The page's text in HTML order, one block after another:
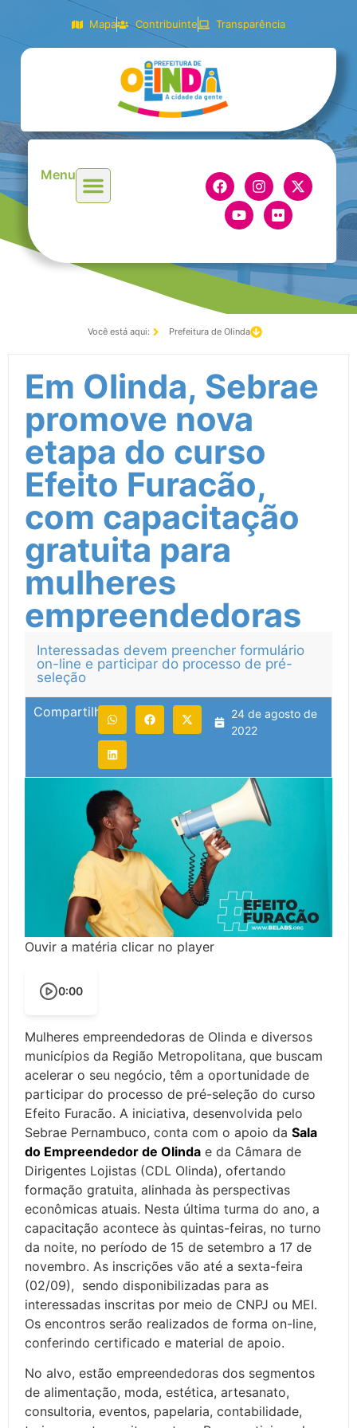
Mapa Contribuinte Transparência
Menu
Você está aqui: Prefeitura de Olinda
Em Olinda, Sebrae
promove nova
etapa do curso
Efeito Furacão,
com capacitação
gratuita para
mulheres
empreendedoras
Interessadas devem preencher formulário
on-line e participar do processo de pré-
seleção
Compartilhe:
24 de agosto de
2022
Ouvir a matéria clicar no player
0:00
Mulheres empreendedoras de Olinda e diversos
municípios da Região Metropolitana, que buscam
acelerar o seu negócio, têm a oportunidade de
participar do processo de pré-seleção do curso
Efeito Furacão. A iniciativa, desenvolvida pelo
Sebrae Pernambuco, conta com o apoio da Sala
do Empreendedor de Olinda e da Câmara de
Dirigentes Lojistas (CDL Olinda), ofertando
formação gratuita, alinhada às perspectivas
econômicas atuais. Nesta última turma do ano, a
capacitação acontece às quintas-feiras, no turno
da noite, no período de 15 de setembro a 17 de
novembro. As inscrições vão até a sexta-feira
(02/09), sendo disponibilizadas para as
interessadas inscritas por meio de CNPJ ou MEI.
Os encontros serão realizados de forma on-line,
conferindo certificado e material de apoio.
No alvo, estão empreendedoras dos segmentos
de alimentação, moda, estética, artesanato,
consultoria, eventos, papelaria, contabilidade,